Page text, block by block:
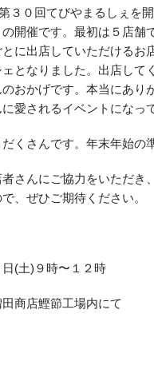
３０回てびやまるしぇを
開催です。最初は５店
に出店していただける
となりました。出店し
おかげです。本当にあ
愛されるイベントになっ
くさんです。年末年始の
さんにご協力をいただ
、ぜひご期待ください。
日(土)９時〜１２時
田商店鰹節工場内にて